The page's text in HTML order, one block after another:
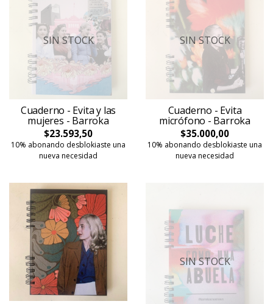
SIN STOCK
Cuaderno - Evita y las
mujeres - Barroka
$23.593,50
10% abonando desblokiaste una
nueva necesidad
SIN STOCK
Cuaderno - Evita
micrófono - Barroka
$35.000,00
10% abonando desblokiaste una
nueva necesidad
SIN STOCK